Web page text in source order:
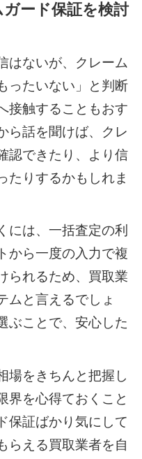
ード保証を検討
はないが、クレーム
ったいない」と判断
接触することもおす
ら話を聞けば、クレ
認できたり、より信
たりするかもしれま
には、一括査定の利
から一度の入力で複
られるため、買取業
ムと言えるでしょ
ぶことで、安心した
場をきちんと把握し
界を心得ておくこと
保証ばかり気にして
らえる買取業者を自